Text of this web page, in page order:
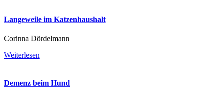
Langeweile im Katzenhaushalt
Corinna Dördelmann
Weiterlesen
Demenz beim Hund